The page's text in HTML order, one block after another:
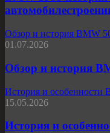
Обзор и история BMW
01.07.2026
Обзор и история
История и особенности
15.05.2026
История и